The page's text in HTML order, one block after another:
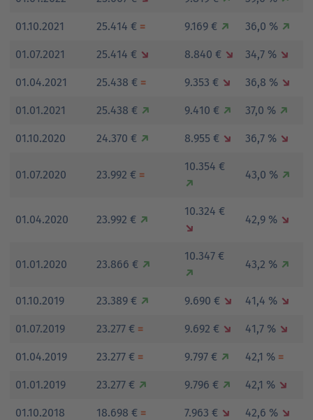
01.10.2021 25.414 € = 9.169 € ↗ 36,0 % ↗
01.07.2021 25.414 € ↘ 8.840 € ↘ 34,7 % ↘
01.04.2021 25.438 € = 9.353 € ↘ 36,8 % ↘
01.01.2021 25.438 € ↗ 9.410 € ↗ 37,0 % ↗
01.10.2020 24.370 € ↗ 8.955 € ↘ 36,7 % ↘
01.07.2020 23.992 € =
10.354 €
↗
43,0 % ↗
01.04.2020 23.992 € ↗
10.324 €
↘
42,9 % ↘
01.01.2020 23.866 € ↗
10.347 €
↗
43,2 % ↗
01.10.2019 23.389 € ↗ 9.690 € ↘ 41,4 % ↘
01.07.2019 23.277 € = 9.692 € ↘ 41,7 % ↘
01.04.2019 23.277 € = 9.797 € ↗ 42,1 % =
01.01.2019 23.277 € ↗ 9.796 € ↗ 42,1 % ↘
01.10.2018 18.698 € = 7.963 € ↘ 42,6 % ↘